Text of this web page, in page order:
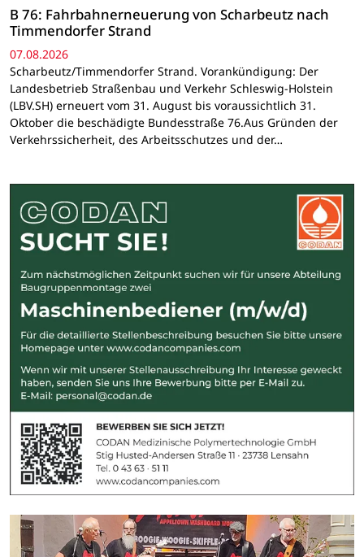
B 76: Fahrbahnerneuerung von Scharbeutz nach
Timmendorfer Strand
07.08.2026
Scharbeutz/Timmendorfer Strand. Vorankündigung: Der
Landesbetrieb Straßenbau und Verkehr Schleswig-Holstein
(LBV.SH) erneuert vom 31. August bis voraussichtlich 31.
Oktober die beschädigte Bundesstraße 76.Aus Gründen der
Verkehrssicherheit, des Arbeitsschutzes und der…